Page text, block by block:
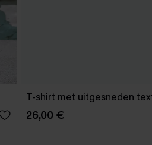
T-shirt met uitgesneden
26,00 €